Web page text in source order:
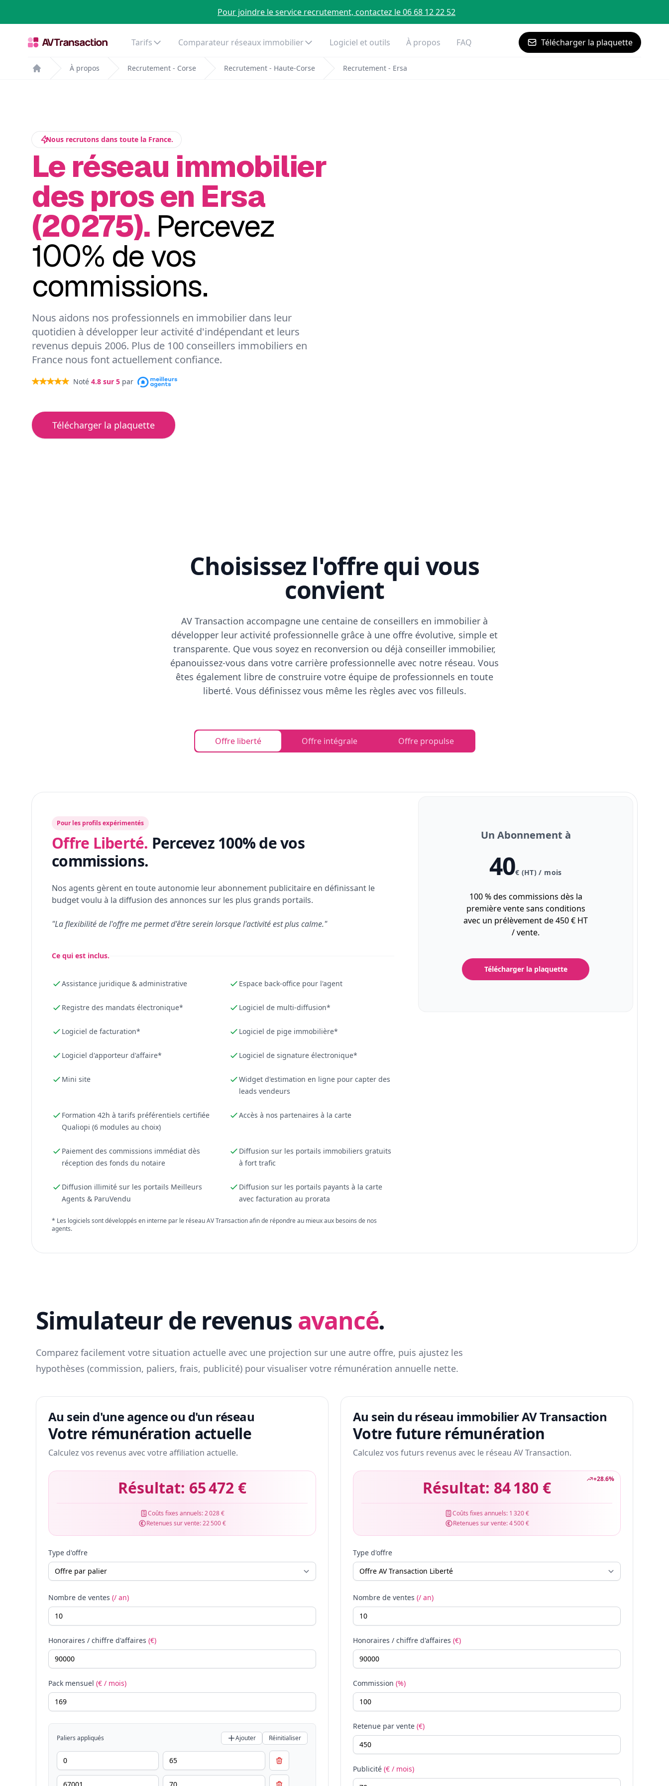
Pour joindre le service recrutement, contactez le 06 68 12 22 52
Tarifs Comparateur réseaux immobilier Logiciel et outils À propos FAQ Télécharger la plaquette
Home
À propos Recrutement - Corse Recrutement - Haute-Corse Recrutement - Ersa
Nous recrutons dans toute la France.
Le réseau immobilier
des pros en Ersa
(20275). Percevez
100% de vos
commissions.
Nous aidons nos professionnels en immobilier dans leur
quotidien à développer leur activité d'indépendant et leurs
revenus depuis 2006. Plus de 100 conseillers immobiliers en
France nous font actuellement confiance.
Noté 4.8 sur 5 par
Télécharger la plaquette
Choisissez l'offre qui vous
convient
AV Transaction accompagne une centaine de conseillers en immobilier à
développer leur activité professionnelle grâce à une offre évolutive, simple et
transparente. Que vous soyez en reconversion ou déjà conseiller immobilier,
épanouissez-vous dans votre carrière professionnelle avec notre réseau. Vous
êtes également libre de construire votre équipe de professionnels en toute
liberté. Vous définissez vous même les règles avec vos filleuls.
Offre liberté Offre intégrale Offre propulse
Pour les profils expérimentés
Offre Liberté. Percevez 100% de vos
commissions.
Nos agents gèrent en toute autonomie leur abonnement publicitaire en définissant le
budget voulu à la diffusion des annonces sur les plus grands portails.
"La flexibilité de l'offre me permet d'être serein lorsque l'activité est plus calme."
Ce qui est inclus.
Assistance juridique & administrative Espace back-office pour l'agent
Registre des mandats électronique* Logiciel de multi-diffusion*
Logiciel de facturation* Logiciel de pige immobilière*
Logiciel d'apporteur d'affaire* Logiciel de signature électronique*
Mini site
Widget d'estimation en ligne pour capter des
leads vendeurs
Formation 42h à tarifs préférentiels certifiée
Qualiopi (6 modules au choix)
Accès à nos partenaires à la carte
Paiement des commissions immédiat dès
réception des fonds du notaire
Diffusion sur les portails immobiliers gratuits
à fort trafic
Diffusion illimité sur les portails Meilleurs
Agents & ParuVendu
Diffusion sur les portails payants à la carte
avec facturation au prorata
* Les logiciels sont développés en interne par le réseau AV Transaction afin de répondre au mieux aux besoins de nos
agents.
Un Abonnement à
40€ (HT) / mois
100 % des commissions dès la
première vente sans conditions
avec un prélèvement de 450 € HT
/ vente.
Télécharger la plaquette
Simulateur de revenus avancé.
Comparez facilement votre situation actuelle avec une projection sur une autre offre, puis ajustez les
hypothèses (commission, paliers, frais, publicité) pour visualiser votre rémunération annuelle nette.
Au sein d'une agence ou d'un réseau
Votre rémunération actuelle
Calculez vos revenus avec votre affiliation actuelle.
Résultat: 65 472 €
Coûts fixes annuels:2 028 €
Retenues sur vente:22 500 €
Type d'offre
Nombre de ventes (/ an)
Honoraires / chiffre d'affaires (€)
Pack mensuel (€ / mois)
Paliers appliqués Ajouter Réinitialiser
Au sein du réseau immobilier AV Transaction
Votre future rémunération
Calculez vos futurs revenus avec le réseau AV Transaction.
+28.6%
Résultat: 84 180 €
Coûts fixes annuels: 1 320 €
Retenues sur vente:4 500 €
Type d'offre
Nombre de ventes (/ an)
Honoraires / chiffre d'affaires (€)
Commission (%)
Retenue par vente (€)
Publicité (€ / mois)